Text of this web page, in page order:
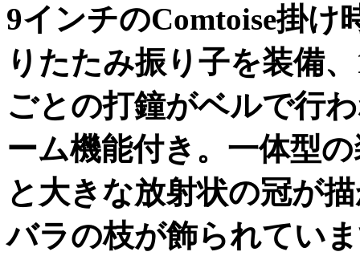
9インチのComtoise掛け
りたたみ振り子を装備、
ごとの打鐘がベルで行
ーム機能付き。一体型
と大きな放射状の冠が
バラの枝が飾られてい